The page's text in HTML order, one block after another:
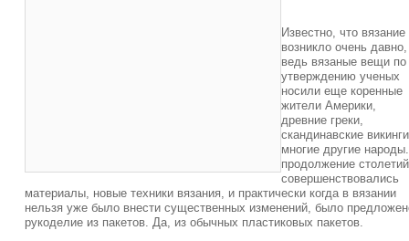
Известно, что вязание
возникло очень давно,
ведь вязаные вещи по
утверждению ученых
носили еще коренные
жители Америки,
древние греки,
скандинавские
многие другие
продолжение столетий
совершенствовались
материалы, новые техники вязания, и практически когда в вязании
нельзя уже было внести существенных изменений, было
рукоделие из пакетов. Да, из обычных пластиковых пакетов.